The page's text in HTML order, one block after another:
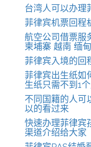
台湾人可以办理
菲律宾机票回程
航空公司借票服
柬埔寨 越南 缅
菲律宾入境的回
菲律宾出生纸如
生纸只需不到1个
不同国籍的人可
以的看过来
快速办理菲律宾
渠道介绍给大家